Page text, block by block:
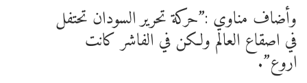
وأضاف مناوي :”حركة تحرير السودان تحتفل
في اصقاع العالم ولكن في الفاشر كانت
اروع”.